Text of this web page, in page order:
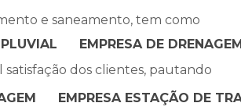
EMPRESA DE
EMPRESA ESTAÇÃO DE
e saneamento, tem como
dos clientes, pautando